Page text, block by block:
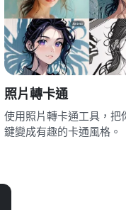
照片轉卡通
使用照片轉卡通工具，把
鍵變成有趣的卡通風格。